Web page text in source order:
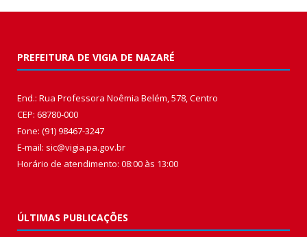
PREFEITURA DE VIGIA DE NAZARÉ
End.: Rua Professora Noêmia Belém, 578, Centro
CEP: 68780-000
Fone: (91) 98467-3247
E-mail: sic@vigia.pa.gov.br
Horário de atendimento: 08:00 às 13:00
ÚLTIMAS PUBLICAÇÕES